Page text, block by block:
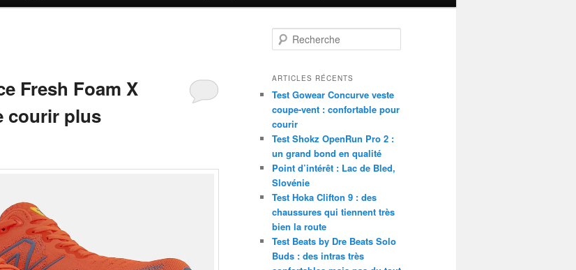
Fresh Foam X
courir plus
e
h
r
c
h
e
ARTICLES RÉCENTS
Test Gowear Concurve veste
coupe-vent : confortable pour
courir
Test Shokz OpenRun Pro 2 :
un grand bond en qualité
Point d’intérêt : Lac de Bled,
Slovénie
Test Hoka Clifton 9 : des
chaussures qui tiennent très
bien la route
Test Beats by Dre Beats Solo
Buds : des intras très